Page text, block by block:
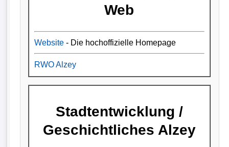
Web
Website- Die hochoffizielle Homepage
RWO Alzey
Stadtentwicklung /
Geschichtliches Alzey